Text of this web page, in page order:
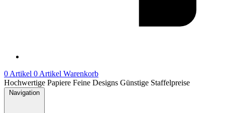
0 Artikel 0 Artikel Warenkorb
Hochwertige Papiere Feine Designs Günstige Staffelpreise
Navigation